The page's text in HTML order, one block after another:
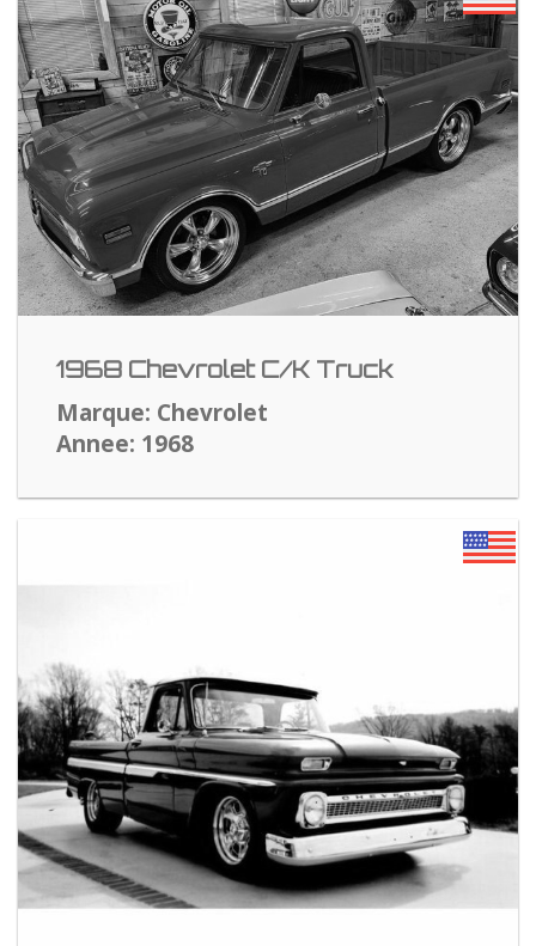
1968 Chevrolet C/K Truck
Marque: Chevrolet
Annee: 1968